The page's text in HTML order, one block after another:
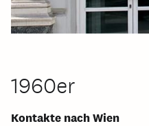
1960er
Kontakte nach Wien